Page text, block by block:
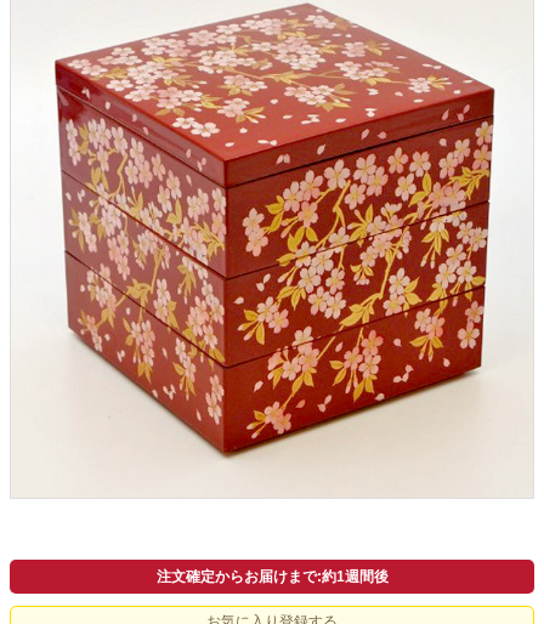
内祝い 出産祝い
季節イベント特集
会社概要
よくあるご質問
ドメイン指定受信について
無料サンプル・資料請求
お問合せ
注文確定からお届けまで:約1週間後